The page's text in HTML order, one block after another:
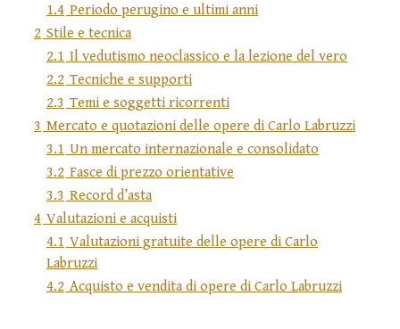
1.4 Periodo perugino e ultimi anni
2 Stile e tecnica
2.1 Il vedutismo neoclassico e la lezione del vero
2.2 Tecniche e supporti
2.3 Temi e soggetti ricorrenti
3 Mercato e quotazioni delle opere di Carlo Labruzzi
3.1 Un mercato internazionale e consolidato
3.2 Fasce di prezzo orientative
3.3 Record d’asta
4 Valutazioni e acquisti
4.1 Valutazioni gratuite delle opere di Carlo
Labruzzi
4.2 Acquisto e vendita di opere di Carlo Labruzzi